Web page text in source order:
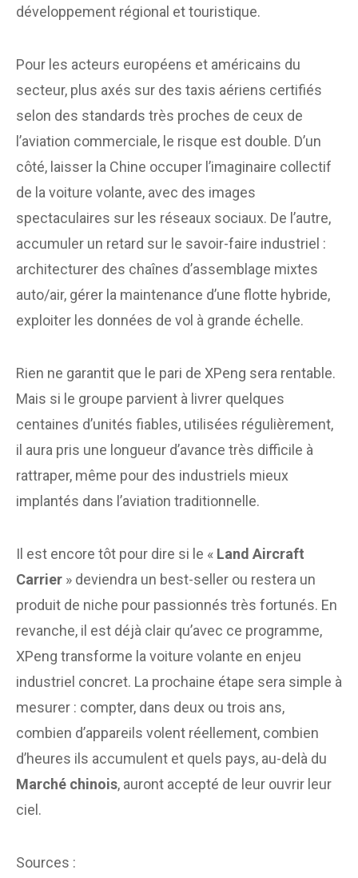
développement régional et touristique.
Pour les acteurs européens et américains du
secteur, plus axés sur des taxis aériens certifiés
selon des standards très proches de ceux de
l’aviation commerciale, le risque est double. D’un
côté, laisser la Chine occuper l’imaginaire collectif
de la voiture volante, avec des images
spectaculaires sur les réseaux sociaux. De l’autre,
accumuler un retard sur le savoir-faire industriel :
architecturer des chaînes d’assemblage mixtes
auto/air, gérer la maintenance d’une flotte hybride,
exploiter les données de vol à grande échelle.
Rien ne garantit que le pari de XPeng sera rentable.
Mais si le groupe parvient à livrer quelques
centaines d’unités fiables, utilisées régulièrement,
il aura pris une longueur d’avance très difficile à
rattraper, même pour des industriels mieux
implantés dans l’aviation traditionnelle.
Il est encore tôt pour dire si le « Land Aircraft
Carrier » deviendra un best-seller ou restera un
produit de niche pour passionnés très fortunés. En
revanche, il est déjà clair qu’avec ce programme,
XPeng transforme la voiture volante en enjeu
industriel concret. La prochaine étape sera simple à
mesurer : compter, dans deux ou trois ans,
combien d’appareils volent réellement, combien
d’heures ils accumulent et quels pays, au-delà du
Marché chinois, auront accepté de leur ouvrir leur
ciel.
Sources :